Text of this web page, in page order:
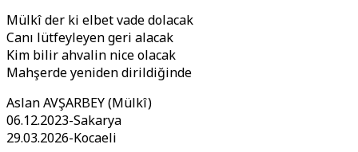
Mülkî der ki elbet vade dolacak
Canı lütfeyleyen geri alacak
Kim bilir ahvalin nice olacak
Mahşerde yeniden dirildiğinde
Aslan AVŞARBEY (Mülkî)
06.12.2023-Sakarya
29.03.2026-Kocaeli